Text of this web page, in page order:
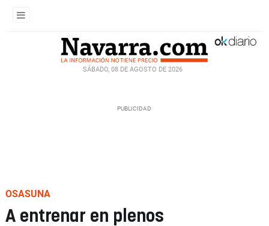
SÁBADO, 08 DE AGOSTO DE 2026
OSASUNA
A entrenar en plenos